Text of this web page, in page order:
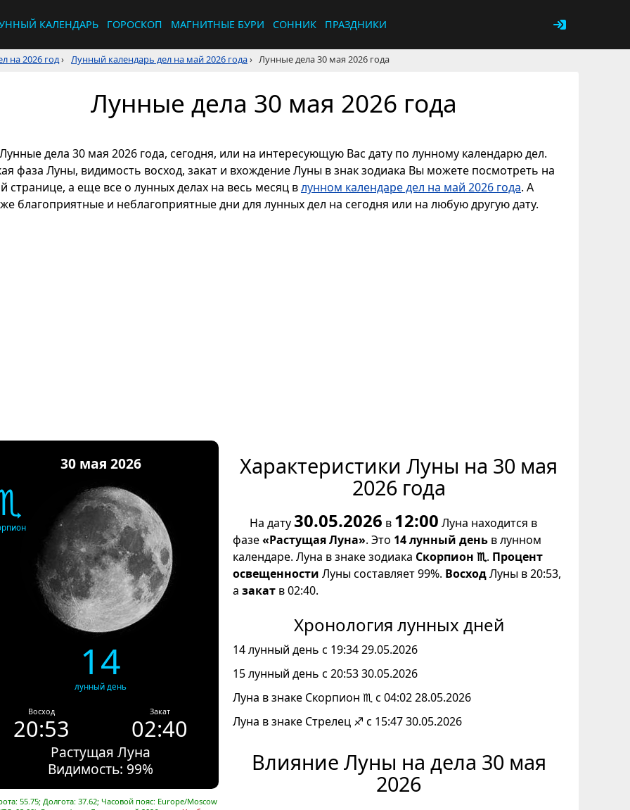
КАЛЕНДАРЬ ГОРОСКОП МАГНИТНЫЕ БУРИ СОННИК ПРАЗДНИКИ
на 2026 год› Лунный календарь дел на май 2026 года› Лунные дела 30 мая 2026 года
Лунные дела 30 мая 2026 года
Лунные дела 30 мая 2026 года, сегодня, или на интересующую Вас дату по лунному календарю дел.
фаза Луны, видимость восход, закат и вхождение Луны в знак зодиака Вы можете посмотреть на
странице, а еще все о лунных делах на весь месяц влунном календаре дел на май 2026 года. А
благоприятные и неблагоприятные дни для лунных дел на сегодня или на любую другую дату.
30 мая 2026
14
лунный день
Восход
20:53
Закат
02:40
Растущая Луна
Видимость: 99%
55.75; Долгота: 37.62; Часовой пояс: Europe/Moscow
Характеристики Луны на 30 мая
2026 года
На дату30.05.2026 в 12:00 Луна находится в
фазе«Растущая Луна». Это 14 лунный день в лунном
календаре. Луна в знаке зодиака Скорпион ♏. Процент
освещенности Луны составляет 99%. ВосходЛуны в 20:53,
а закат в 02:40.
Хронология лунных дней
14 лунный день с 19:34 29.05.2026
15 лунный день с 20:53 30.05.2026
Луна в знаке Скорпион ♏ с 04:02 28.05.2026
Луна в знаке Стрелец ♐ с 15:47 30.05.2026
Влияние Луны на дела 30 мая
2026